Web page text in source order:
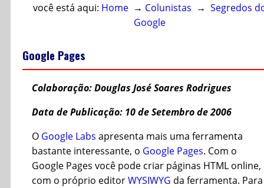
você está aqui: Home → Colunistas → Segredos
Google
Google Pages
Colaboração: Douglas José Soares Rodrigues
Data de Publicação: 10 de Setembro de 2006
O Google Labs apresenta mais uma ferramenta
bastante interessante, o Google Pages. Com o
Google Pages você pode criar páginas HTML online,
com o próprio editorWYSIWYG da ferramenta. Para